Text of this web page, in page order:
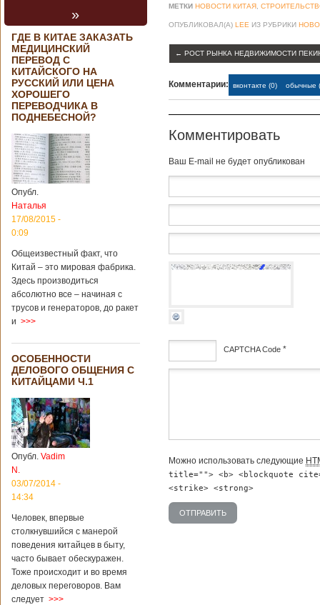
»
ГДЕ В КИТАЕ ЗАКАЗАТЬ
МЕДИЦИНСКИЙ
ПЕРЕВОД С
КИТАЙСКОГО НА
РУССКИЙ ИЛИ ЦЕНА
ХОРОШЕГО
ПЕРЕВОДЧИКА В
ПОДНЕБЕСНОЙ?
Опубл.
Наталья
17/08/2015 -
0:09
Общеизвестный факт, что
Китай – это мировая фабрика.
Здесь производиться
абсолютно все – начиная с
трусов и генераторов, до ракет
и >>>
ОСОБЕННОСТИ
ДЕЛОВОГО ОБЩЕНИЯ С
КИТАЙЦАМИ Ч.1
Опубл. Vadim
N.
03/07/2014 -
14:34
Человек, впервые
столкнувшийся с манерой
поведения китайцев в быту,
часто бывает обескуражен.
Тоже происходит и во время
деловых переговоров. Вам
следует >>>
МЕТКИ НОВОСТИ КИТАЯ
ОПУБЛИКОВАЛ(А) LEE ИЗ РУБРИКИ
← РОСТ РЫНКА НЕДВИЖИМОСТИ
Комментарии: вконтакте (0) обычные
Комментировать
Baш E-mail не будет опубликован
CAPTCHA Code *
Можно использовать следующие
title=""> <b> <blockquote
<strike> <strong>